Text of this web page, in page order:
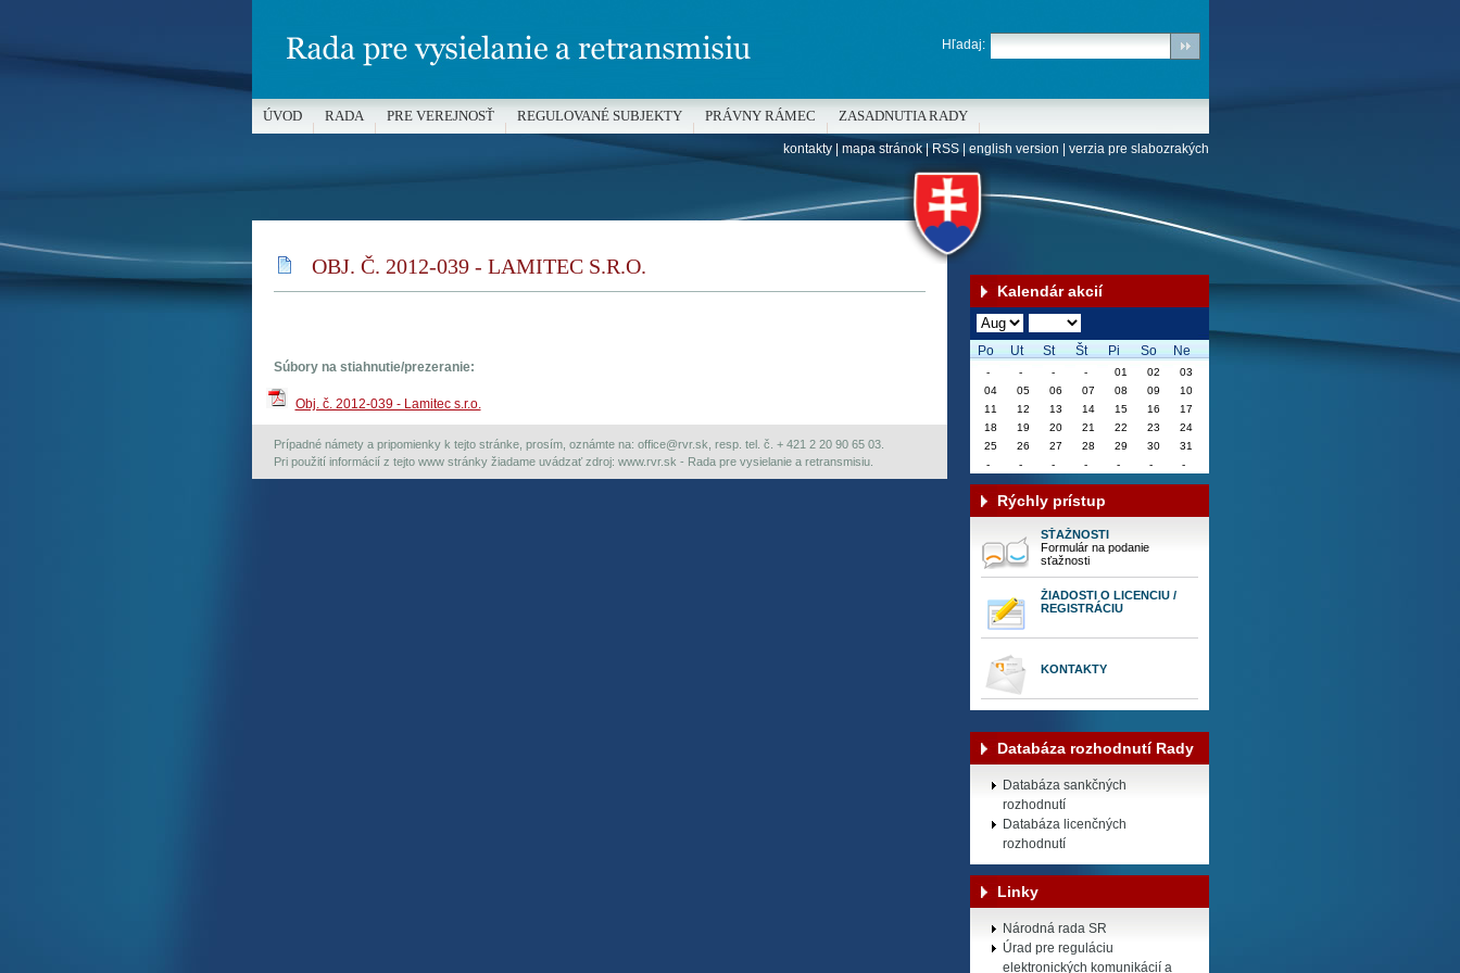
OBJ. Č. 2012-039 - LAMITEC S.R.O.
Súbory na stiahnutie/prezeranie:
Obj. č. 2012-039 - Lamitec s.r.o.
Prípadné námety a pripomienky k tejto stránke, prosím, oznámte na: office@rvr.sk, resp. tel. č. + 421 2 20 90 65 03.
Pri použití informácií z tejto www stránky žiadame uvádzať zdroj: www.rvr.sk - Rada pre vysielanie a retransmisiu.
Kalendár akcií
Po Ut St Št Pi So Ne
Rýchly prístup
SŤAŽNOSTI
Formulár na podanie
sťažnosti
ŽIADOSTI O LICENCIU /
REGISTRÁCIU
KONTAKTY
Databáza rozhodnutí Rady
Databáza sankčných
rozhodnutí
Databáza licenčných
rozhodnutí
Linky
Národná rada SR
Úrad pre reguláciu
elektronických komunikácií a
Hľadaj:
ÚVOD RADA PRE VEREJNOSŤ REGULOVANÉ SUBJEKTY PRÁVNY RÁMEC ZASADNUTIA RADY
kontakty| mapa stránok|RSS| english version verzia pre slabozrakých